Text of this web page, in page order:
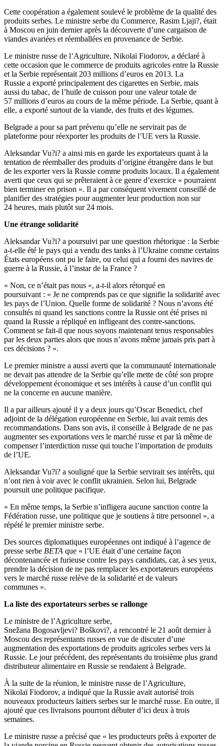
Cette coopération a également soulevé le problème de la qualité des
produits serbes. Le ministre serbe du Commerce, Rasim Ljaji?, était
à Moscou en juin dernier après la découverte d’une cargaison de
viandes avariées et réemballées en provenance de Serbie.
Le ministre russe de l’Agriculture, Nikolaï Fiodorov, a déclaré à
cette occasion que le commerce de produits agricoles entre la Russie
et la Serbie représentait 203 millions d’euros en 2013. La
Russie a exporté principalement des cigarettes en Serbie, mais
aussi du tabac, de l’huile de cuisson pour une valeur totale de
57 millions d’euros au cours de la même période. La Serbie, quant à
elle, a exporté surtout de la viande, des fruits et des légumes.
Belgrade a pour sa part prévenu qu’elle ne servirait pas de
plateforme pour réexporter les produits de l’UE vers la Russie.
Aleksandar Vu?i? a ainsi mis en garde les exportateurs quant à la
tentation de réemballer des produits d’origine étrangère dans le but
de les exporter vers la Russie comme produits locaux. Il a également
averti que ceux qui se prêteraient à ce genre d’exercice « pourraient
bien terminer en prison ». Il a par conséquent vivement conseillé de
planifier des stratégies pour augmenter leur production non sur
24 heures, mais plutôt sur 24 mois.
Une étrange solidarité
Aleksandar Vu?i? a poursuivi par une question rhétorique : la Serbie
a-t-elle été le pays qui a vendu des tanks à l’Ukraine comme certains
États européens ont pu le faire, ou celui qui a fourni des navires de
guerre à la Russie, à l’instar de la France ?
« Non, ce n’était pas nous », a-t-il alors rétorqué en
poursuivant : « Je ne comprends pas ce que signifie la solidarité avec
les pays de l’Union. Quelle forme de solidarité ? Nous n’avons été
consultés ni quand les sanctions contre la Russie ont été prises ni
quand la Russie a répliqué en infligeant des contre-sanctions.
Comment se fait-il que nous soyons maintenant tenus responsables
par les deux parties alors que nous n’avons même jamais pris part à
ces décisions ? ».
Le premier ministre a aussi averti que la communauté internationale
ne devait pas attendre de la Serbie qu’elle mette de côté son propre
développement économique et ses intérêts à cause d’un conflit qui
ne la concerne en aucune manière.
Il a par ailleurs ajouté il y a deux jours qu’Oscar Benedict, chef
adjoint de la délégation européenne en Serbie, lui avait remis des
recommandations. Dans son avis, il conseille à Belgrade de ne pas
augmenter ses exportations vers le marché russe et par là même de
compenser l’interdiction russe qui touche l’importation de produits
de l’UE.
Aleksandar Vu?i? a souligné que la Serbie servirait ses intérêts, qui
n’ont rien à voir avec le conflit ukrainien. Selon lui, Belgrade
poursuit une politique pacifique.
« En même temps, la Serbie n’infligera aucune sanction contre la
Fédération russe, une politique que je soutiens à titre personnel », a
répété le premier ministre serbe.
Des sources diplomatiques européennes ont indiqué à l’agence de
presse serbe BETA que « l’UE était d’une certaine façon
décontenancée et furieuse contre les pays candidats, car, à ses yeux,
prendre la décision de ne pas remplacer les exportateurs européens
vers le marché russe relève de la solidarité et de valeurs
communes ».
La liste des exportateurs serbes se rallonge
Le ministre de l’Agriculture serbe,
Snežana Bogosavljevi? Boškovi?, a rencontré le 21 août dernier à
Moscou des représentants russes en vue de discuter d’une
augmentation des exportations de produits agricoles serbes vers la
Russie. Le jour précédent, des représentants du troisième plus grand
distributeur alimentaire en Russie se rendaient à Belgrade.
À la suite de la réunion, le ministre russe de l’Agriculture,
Nikolaï Fiodorov, a indiqué que la Russie avait autorisé trois
nouveaux producteurs laitiers serbes sur le marché russe. En outre, il
ajouté que ces livraisons pourront débuter d’ici deux à trois
semaines.
Le ministre russe a précisé que « les producteurs prêts à exporter de